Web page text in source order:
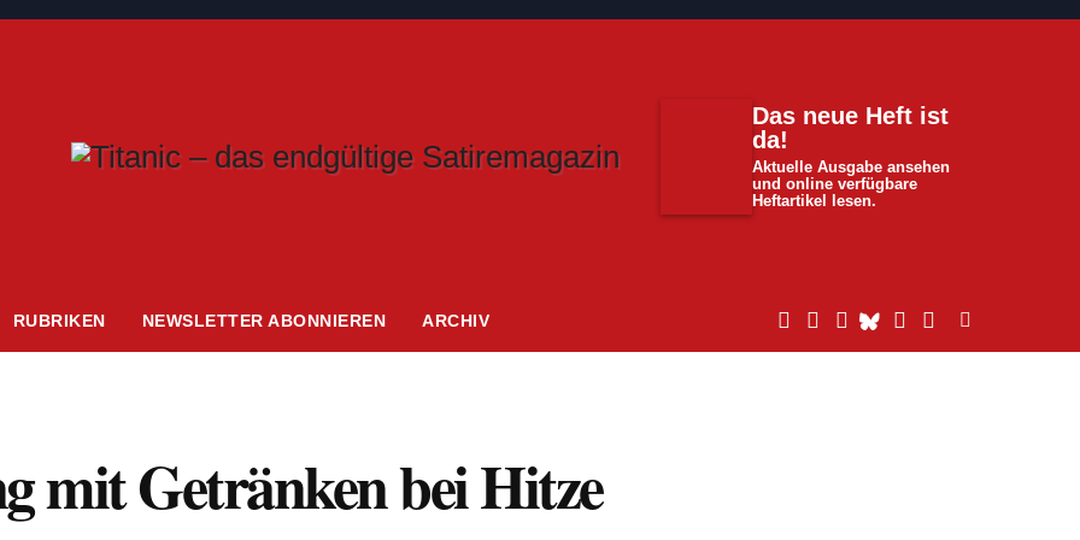
Das neue Heft ist
da!
Aktuelle Ausgabe ansehen
und online verfügbare
Heftartikel lesen.
RUBRIKEN NEWSLETTER ABONNIEREN ARCHIV
mit Getränken bei Hitze